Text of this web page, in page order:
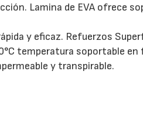
Lamina de EVA ofrece
y eficaz. Refuerzos
temperatura soportable
y transpirable.